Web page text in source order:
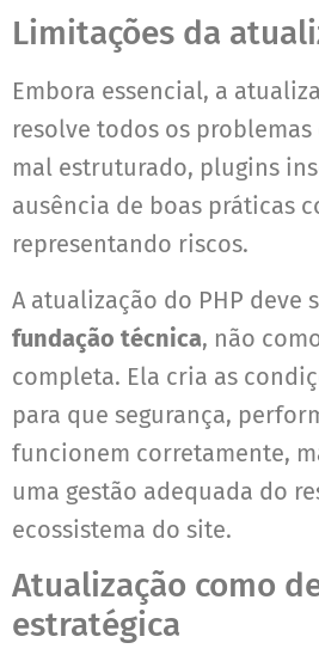
Limitações da
Embora essencial, a
resolve todos os
mal estruturado, plugins
ausência de boas práticas
representando riscos.
A atualização do PHP deve
fundação técnica, não
completa. Ela cria as
para que segurança,
funcionem corretamente,
uma gestão adequada do
ecossistema do site.
Atualização como
estratégica